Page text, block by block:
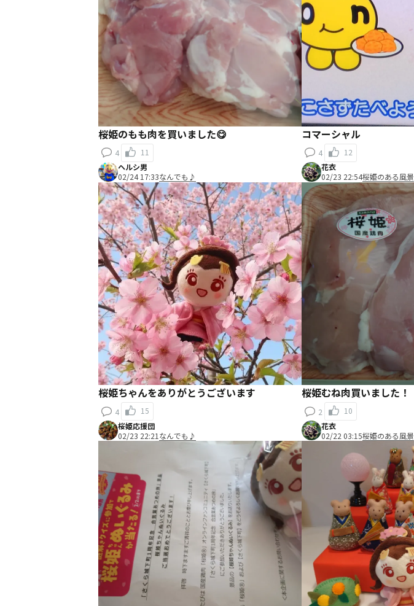
桜姫のもも肉を買いました😋
4 11
コマーシャル
4 12
ヘルシ男
02/24 17:33なんでも♪
桜姫ちゃんをありがとうございます
4 15
花衣
02/23 22:54桜姫のある風景
桜姫むね肉買いました！
2 10
桜姫応援団
02/23 22:21 なんでも♪
花衣
02/22 03:15桜姫のある風景